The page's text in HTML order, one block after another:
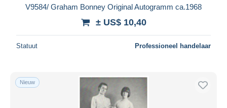
V9584/ Graham Bonney Original Autogramm ca.1968
± US$ 10,40
Statuut Professioneel handelaar
Nieuw